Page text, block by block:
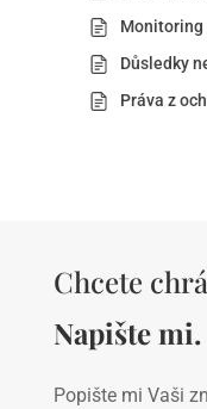
Monitoring
Důsledky
Práva z
Chcete
Napište mi.
Popište mi Vaši